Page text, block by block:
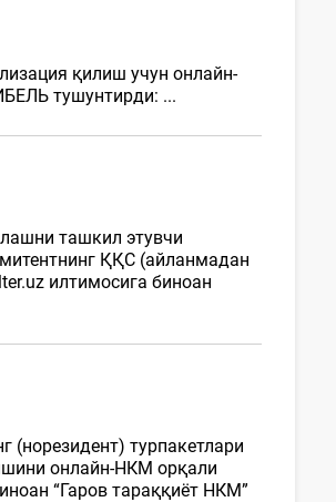
қилиш учун онлайн-
тушунтирди: ...
ташкил этувчи
ҚҚС (айланмадан
илтимосига биноан
(норезидент) турпакетлари
онлайн-НКМ орқали
“Гаров тараққиёт НКМ”